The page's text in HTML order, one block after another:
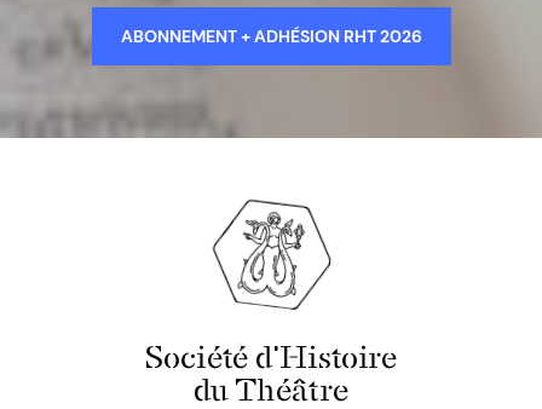
ABONNEMENT + ADHÉSION RHT 2026
Société d'Histoire
du Théâtre